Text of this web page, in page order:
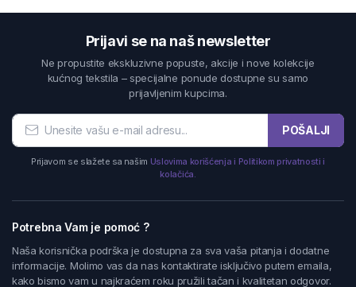
Prijavi se na naš newsletter
Ne propustite ekskluzivne popuste, akcije i nove kolekcije
kućnog tekstila – specijalne ponude dostupne su samo
prijavljenim kupcima.
POŠALJI
Prijavom se slažete sa našim Uslovima korišćenja i Politikom privatnosti i
kolačića.
Potrebna Vam je pomoć ?
Naša korisnička podrška je dostupna za sva vaša pitanja i dodatne
informacije. Molimo vas da nas kontaktirate isključivo putem emaila,
kako bismo vam u najkraćem roku pružili tačan i kvalitetan odgovor.